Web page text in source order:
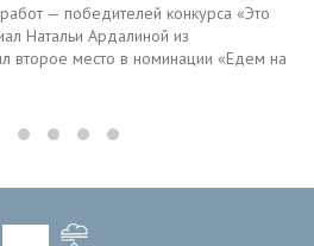
— победителей конкурса «Это
Натальи Ардалиной из
второе место в номинации «Едем на